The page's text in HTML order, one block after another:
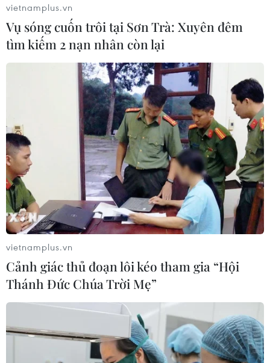
Chỉ thị về đảm bảo cung ứng điện, cung
cấp than, khí cho sản xuất điện
14/02/2024 13:54
Bảo đảm cung ứng điện, giữ vững an ninh năng lượng
quốc gia là nền tảng, tiền đề quan trọng cho phát triển
kinh tế-xã hội, quyết định thành công của quá trình công
nghiệp hóa-hiện đại hóa đất nước.
vietnamplus.vn
Vụ sóng cuốn trôi tại Sơn Trà: Xuyên đêm
tìm kiếm 2 nạn nhân còn lại
vietnamplus.vn
Cảnh giác thủ đoạn lôi kéo tham gia “Hội
Thánh Đức Chúa Trời Mẹ”